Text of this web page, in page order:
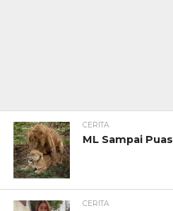
CERITA
ML Sampai Puas
CERITA